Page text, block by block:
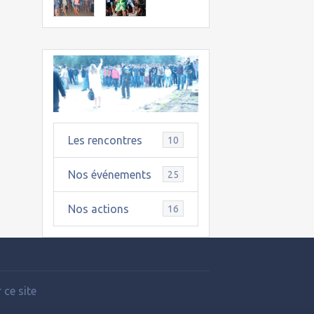
Les rencontres 10
Nos événements 25
Nos actions 16
ce site